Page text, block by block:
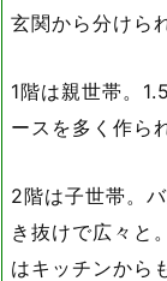
玄関から分けら
1階は親世帯。
ースを多く作ら
2階は子世帯。
き抜けで広々と
はキッチンから